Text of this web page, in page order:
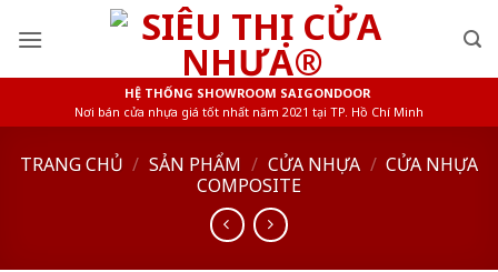
HỆ THỐNG SHOWROOM SAIGONDOOR
Nơi bán cửa nhựa giá tốt nhất năm 2021 tại TP. Hồ Chí Minh
TRANG CHỦ / SẢN PHẨM / CỬA NHỰA / CỬA NHỰA
COMPOSITE